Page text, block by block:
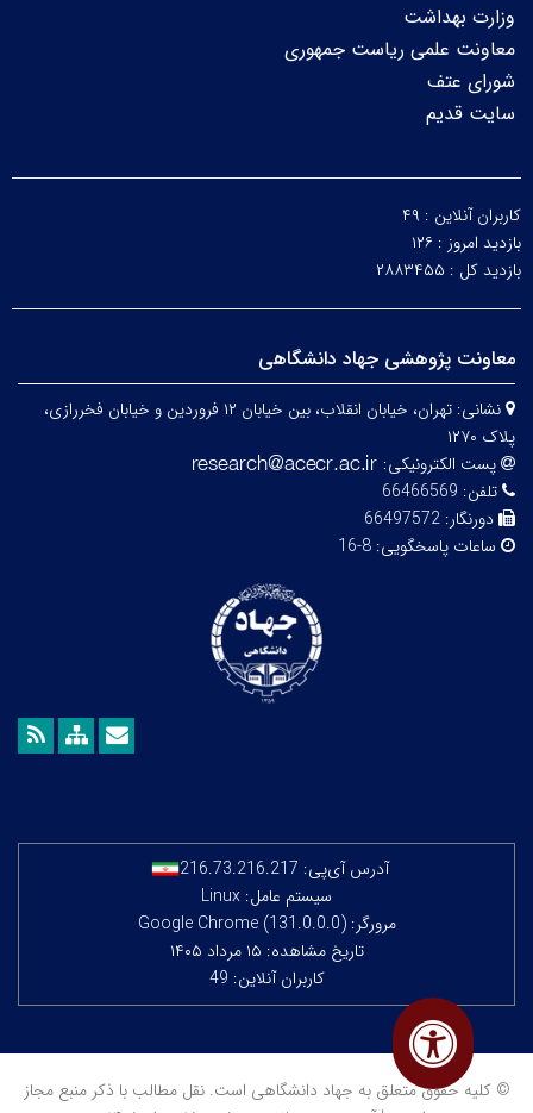
وزارت بهداشت
معاونت علمی ریاست جمهوری
شورای عتف
سایت قدیم
کاربران آنلاین : ۴۹
بازدید امروز : ۱۲۶
بازدید کل : ۲۸۸۳۴۵۵
معاونت پژوهشی جهاد دانشگاهی
نشانی:
تهران، خیابان انقلاب، بین خیابان ۱۲ فروردین و خیابان فخررازی،
پلاک ۱۲۷۰
پست الکترونیکی:
تلفن: 66466569
دورنگار: 66497572
ساعات پاسخگویی: 8-16
آدرس آی‌پی: 216.73.216.217
سیستم عامل: Linux
مرورگر: Google Chrome (131.0.0.0)
تاریخ مشاهده: ۱۵ مرداد ۱۴۰۵
کاربران آنلاین: 49
© کلیه حقوق متعلق به جهاد دانشگاهی است. نقل مطالب با ذکر منبع مجاز